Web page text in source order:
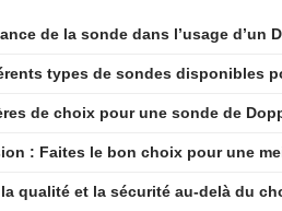
de la sonde dans l’usage d’un
types de sondes disponibles
de choix pour une sonde de
: Faites le bon choix pour une
qualité et la sécurité au‑delà du